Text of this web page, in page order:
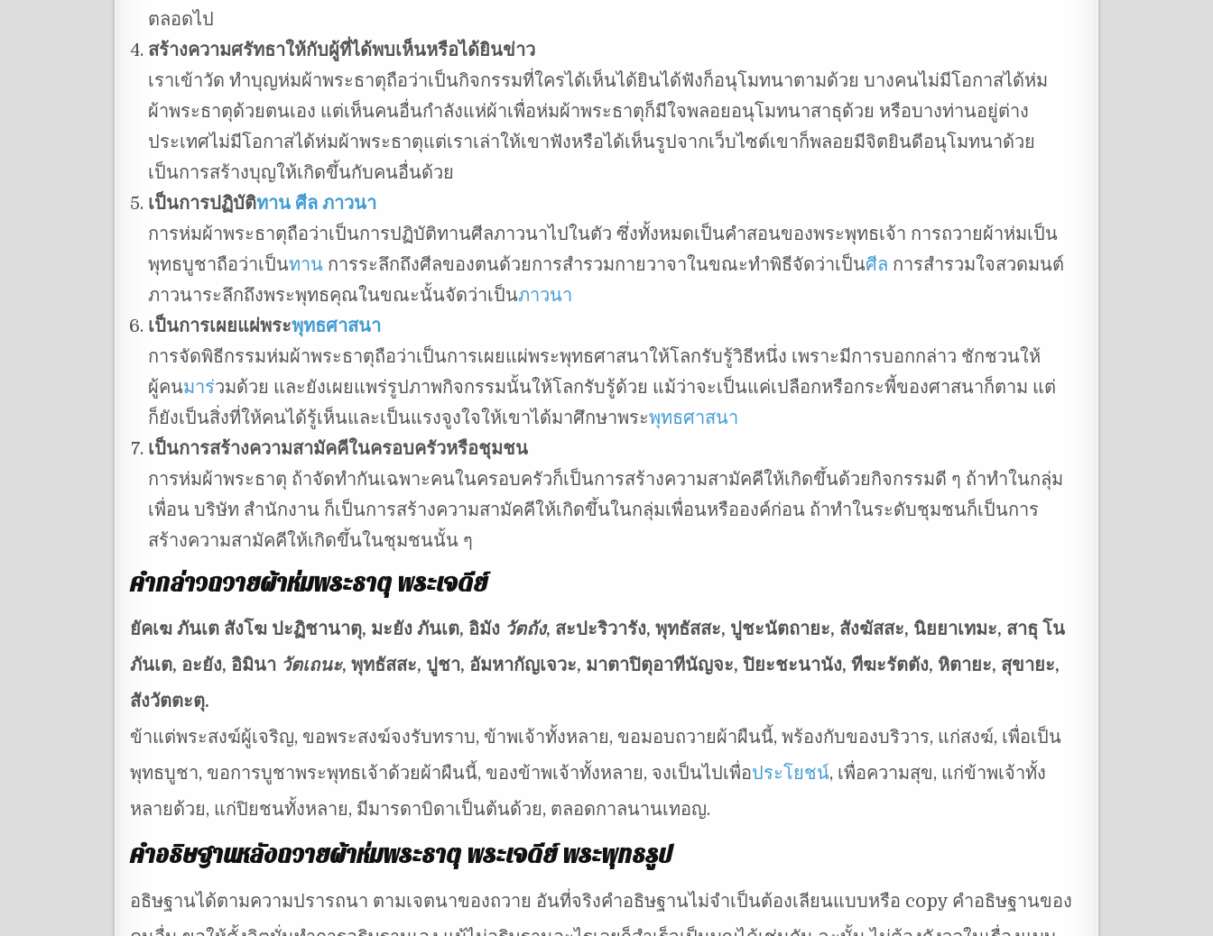
ตลอดไป
สร้างความศรัทธาให้กับผู้ที่ได้พบเห็นหรือได้ยินข่าว
เราเข้าวัด ทำบุญห่มผ้าพระธาตุถือว่าเป็นกิจกรรมที่ใครได้เห็นได้ยินได้ฟังก็อนุโมทนาตามด้วย บางคนไม่มีโอกาสได้ห่ม
ผ้าพระธาตุด้วยตนเอง แต่เห็นคนอื่นกำลังแห่ผ้าเพื่อห่มผ้าพระธาตุก็มีใจพลอยอนุโมทนาสาธุด้วย หรือบางท่านอยู่ต่าง
ประเทศไม่มีโอกาสได้ห่มผ้าพระธาตุแต่เราเล่าให้เขาฟังหรือได้เห็นรูปจากเว็บไซต์เขาก็พลอยมีจิตยินดีอนุโมทนาด้วย
เป็นการสร้างบุญให้เกิดขึ้นกับคนอื่นด้วย
เป็นการปฏิบัติทาน ศีล ภาวนา
การห่มผ้าพระธาตุถือว่าเป็นการปฏิบัติทานศีลภาวนาไปในตัว ซึ่งทั้งหมดเป็นคำสอนของพระพุทธเจ้า การถวายผ้าห่มเป็น
พุทธบูชาถือว่าเป็นทาน การระลึกถึงศีลของตนด้วยการสำรวมกายวาจาในขณะทำพิธีจัดว่าเป็นศีล การสำรวมใจสวดมนต์
ภาวนาระลึกถึงพระพุทธคุณในขณะนั้นจัดว่าเป็นภาวนา
เป็นการเผยแผ่พระพุทธศาสนา
การจัดพิธีกรรมห่มผ้าพระธาตุถือว่าเป็นการเผยแผ่พระพุทธศาสนาให้โลกรับรู้วิธีหนึ่ง เพราะมีการบอกกล่าว ชักชวนให้
ผู้คนมาร่วมด้วย และยังเผยแพร่รูปภาพกิจกรรมนั้นให้โลกรับรู้ด้วย แม้ว่าจะเป็นแค่เปลือกหรือกระพี้ของศาสนาก็ตาม แต่
ก็ยังเป็นสิ่งที่ให้คนได้รู้เห็นและเป็นแรงจูงใจให้เขาได้มาศึกษาพระพุทธศาสนา
เป็นการสร้างความสามัคคีในครอบครัวหรือชุมชน
การห่มผ้าพระธาตุ ถ้าจัดทำกันเฉพาะคนในครอบครัวก็เป็นการสร้างความสามัคคีให้เกิดขึ้นด้วยกิจกรรมดี ๆ ถ้าทำในกลุ่ม
เพื่อน บริษัท สำนักงาน ก็เป็นการสร้างความสามัคคีให้เกิดขึ้นในกลุ่มเพื่อนหรือองค์ก่อน ถ้าทำในระดับชุมชนก็เป็นการ
สร้างความสามัคคีให้เกิดขึ้นในชุมชนนั้น ๆ
คำกล่าวถวายผ้าห่มพระธาตุ พระเจดีย์
ยัคเฆ ภันเต สังโฆ ปะฏิชานาตุ, มะยัง ภันเต, อิมัง วัตถัง, สะปะริวารัง, พุทธัสสะ, ปูชะนัตถายะ, สังฆัสสะ, นิยยาเทมะ, สาธุ โน
ภันเต, อะยัง, อิมินา วัตเถนะ, พุทธัสสะ, ปูชา, อัมหากัญเจวะ, มาตาปิตุอาทีนัญจะ, ปิยะชะนานัง, ทีฆะรัตตัง, หิตายะ, สุขายะ,
สังวัตตะตุ.
ข้าแต่พระสงฆ์ผู้เจริญ, ขอพระสงฆ์จงรับทราบ, ข้าพเจ้าทั้งหลาย, ขอมอบถวายผ้าผืนนี้, พร้องกับของบริวาร, แก่สงฆ์, เพื่อเป็น
พุทธบูชา, ขอการบูชาพระพุทธเจ้าด้วยผ้าผืนนี้, ของข้าพเจ้าทั้งหลาย, จงเป็นไปเพื่อประโยชน์, เพื่อความสุข, แก่ข้าพเจ้าทั้ง
หลายด้วย, แก่ปิยชนทั้งหลาย, มีมารดาบิดาเป็นต้นด้วย, ตลอดกาลนานเทอญ.
คำอธิษฐานหลังถวายผ้าห่มพระธาตุ พระเจดีย์ พระพุทธรูป
อธิษฐานได้ตามความปรารถนา ตามเจตนาของถวาย อันที่จริงคำอธิษฐานไม่จำเป็นต้องเลียนแบบหรือ copy คำอธิษฐานของ